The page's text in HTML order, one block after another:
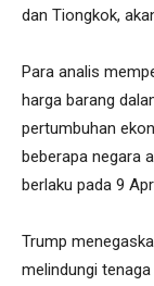
dan Tiongkok,
Para analis
harga barang
pertumbuhan
beberapa negara
berlaku pada 9
Trump
melindungi